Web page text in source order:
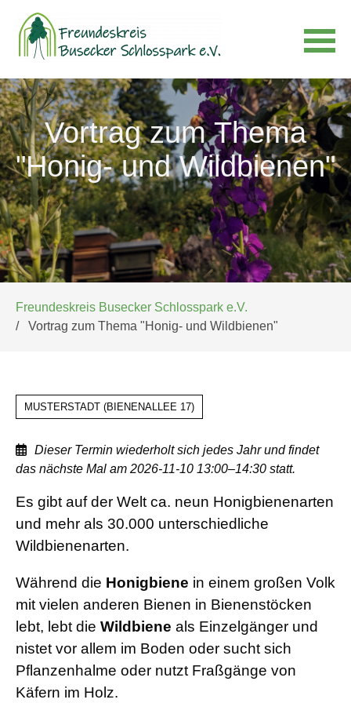
Navigation
überspringen
Vortrag zum Thema
"Honig- und Wildbienen"
Freundeskreis Busecker Schlosspark e.V.
Vortrag zum Thema "Honig- und Wildbienen"
MUSTERSTADT (BIENENALLEE 17)
Dieser Termin wiederholt sich jedes Jahr und findet
das nächste Mal am 2026-11-10 13:00–14:30 statt.
Vortrag
zum
Thema
und
Wildbienen"
Es gibt auf der Welt ca. neun Honigbienenarten
und mehr als 30.000 unterschiedliche
Wildbienenarten.
Während die Honigbiene in einem großen Volk
mit vielen anderen Bienen in Bienenstöcken
lebt, lebt die Wildbiene als Einzelgänger und
nistet vor allem im Boden oder sucht sich
Pflanzenhalme oder nutzt Fraßgänge von
Käfern im Holz.